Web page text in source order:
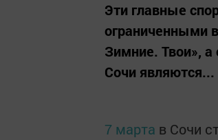
Эти главные
ограниченными
Зимние. Твои»,
Сочи являются...
7 марта в Сочи